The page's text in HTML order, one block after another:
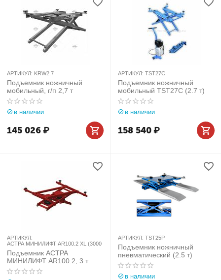
АРТИКУЛ: KRW2.7
Подъемник ножничный
мобильный, г/п 2,7 т
в наличии
145 026₽
АРТИКУЛ: TST27C
Подъемник ножничный
мобильный TST27С (2.7 т)
в наличии
158 540₽
АРТИКУЛ:
АСТРА МИНИЛИФТ AR100.2 XL (3000
Подъемник АСТРА
МИНИЛИФТ AR100.2, 3 т
АРТИКУЛ: TST25P
Подъемник ножничный
пневматический (2.5 т)
в наличии